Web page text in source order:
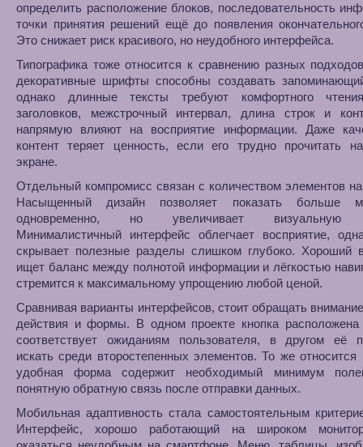
определить расположение блоков, последовательность
точки принятия решений ещё до появления
Это снижает риск красивого, но неудобного интерфейса.
Типографика тоже относится к сравнению разных
декоративные шрифты способны создавать
однако длинные тексты требуют комфортного
заголовков, межстрочный интервал, длина строк и
напрямую влияют на восприятие информации. Даже
контент теряет ценность, если его трудно прочитать
экране.
Отдельный компромисс связан с количеством элементов
Насыщенный дизайн позволяет показать больше
одновременно, но увеличивает визуальную
Минималистичный интерфейс облегчает восприятие,
скрывает полезные разделы слишком глубоко. Хороший
ищет баланс между полнотой информации и лёгкостью
стремится к максимальному упрощению любой ценой.
Сравнивая варианты интерфейсов, стоит обращать
действия и формы. В одном проекте кнопка расположена
соответствует ожиданиям пользователя, в другом её
искать среди второстепенных элементов. То же
удобная форма содержит необходимый минимум
понятную обратную связь после отправки данных.
Мобильная адаптивность стала самостоятельным
Интерфейс, хорошо работающий на широком